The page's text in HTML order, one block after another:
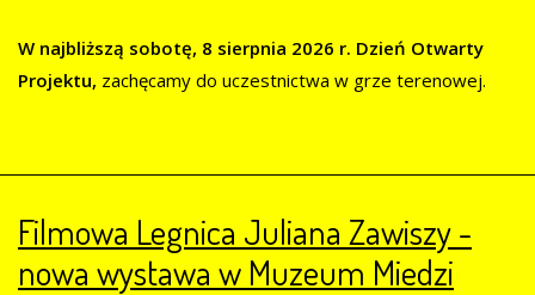
W najbliższą sobotę, 8 sierpnia 2026 r. Dzień Otwarty
Projektu, zachęcamy do uczestnictwa w grze terenowej.
Filmowa Legnica Juliana Zawiszy -
nowa wystawa w Muzeum Miedzi